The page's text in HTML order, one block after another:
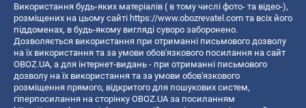
Використання будь-яких матеріалів ( в тому числі фото- та відео-),
розміщених на цьому сайті https://www.obozrevatel.com та всіх його
піддоменах, в будь-якому вигляді суворо заборонено.
Дозволяється використання при отриманні письмового дозволу
на їх використання та за умови обов'язкового посилання на сайт
OBOZ.UA, а для інтернет-видань - при отриманні письмового
дозволу на їх використання та за умови обов'язкового
розміщення прямого, відкритого для пошукових систем,
гіперпосилання на сторінку OBOZ.UA за посиланням